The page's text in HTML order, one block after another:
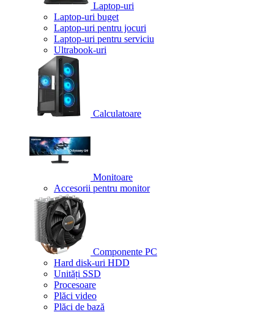
Laptop-uri
Laptop-uri buget
Laptop-uri pentru jocuri
Laptop-uri pentru serviciu
Ultrabook-uri
Calculatoare
Monitoare
Accesorii pentru monitor
Componente PC
Hard disk-uri HDD
Unități SSD
Procesoare
Plăci video
Plăci de bază